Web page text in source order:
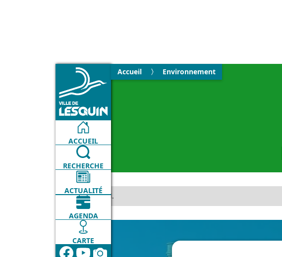
ACCUEIL
RECHERCHE
ACTUALITÉ
AGENDA
CARTE
Accueil Environnement
No items found.